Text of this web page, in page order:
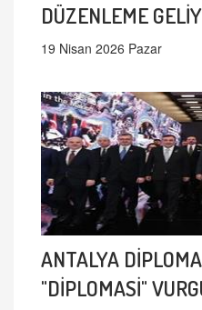
DÜZENLEME
19 Nisan 2026 Pazar
ANTALYA
"DİPLOMASİ"